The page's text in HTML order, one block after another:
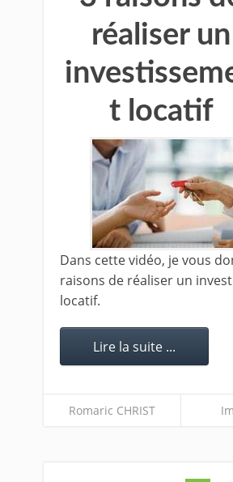
réaliser un
t locatif
Dans cette vidéo, je vous
raisons de réaliser un
locatif.
Lire la suite ...
Romaric CHRIST